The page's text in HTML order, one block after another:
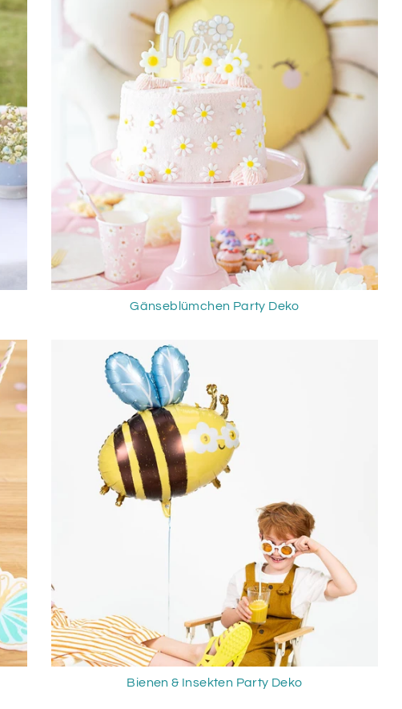
Gänseblümchen Party Deko
Bienen & Insekten Party Deko